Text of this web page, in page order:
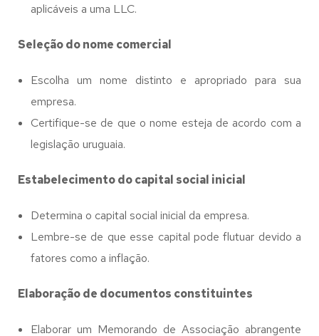
aplicáveis a uma LLC.
Seleção do nome comercial
Escolha um nome distinto e apropriado para sua
empresa.
Certifique-se de que o nome esteja de acordo com a
legislação uruguaia.
Estabelecimento do capital social inicial
Determina o capital social inicial da empresa.
Lembre-se de que esse capital pode flutuar devido a
fatores como a inflação.
Elaboração de documentos constituintes
Elaborar um Memorando de Associação abrangente